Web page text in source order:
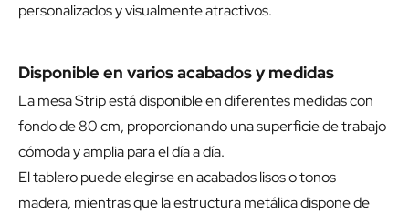
personalizados y visualmente atractivos.
Disponible en varios acabados y medidas
La mesa Strip está disponible en diferentes medidas con
fondo de 80 cm, proporcionando una superficie de trabajo
cómoda y amplia para el día a día.
El tablero puede elegirse en acabados lisos o tonos
madera, mientras que la estructura metálica dispone de